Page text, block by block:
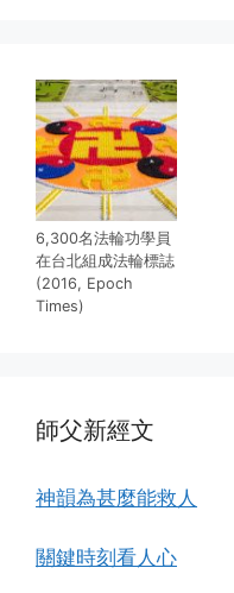
6,300名法輪功學員
在台北組成法輪標誌
(2016, Epoch
Times)
師父新經文
神韻為甚麼能救人
關鍵時刻看人心